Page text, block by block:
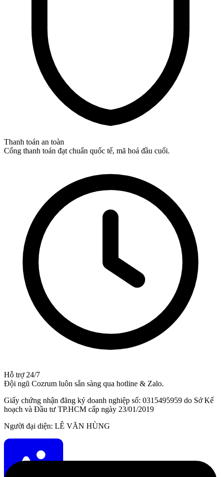
Thanh toán an toàn
Cổng thanh toán đạt chuẩn quốc tế, mã hoá đầu cuối.
Hỗ trợ 24/7
Đội ngũ Cozrum luôn sẵn sàng qua hotline & Zalo.
Giấy chứng nhận đăng ký doanh nghiệp số: 0315495959 do Sở Kế
hoạch và Đầu tư TP.HCM cấp ngày 23/01/2019
Người đại diện: LÊ VĂN HÙNG